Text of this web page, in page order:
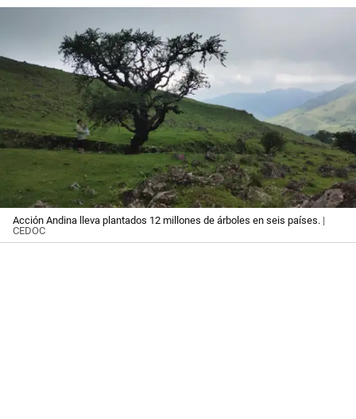
Acción Andina lleva plantados 12 millones de árboles en seis países. |
CEDOC